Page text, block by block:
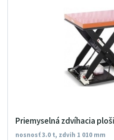
Priemyselná zdvíhacia
nosnosť 3.0 t, zdvih 1 010 mm